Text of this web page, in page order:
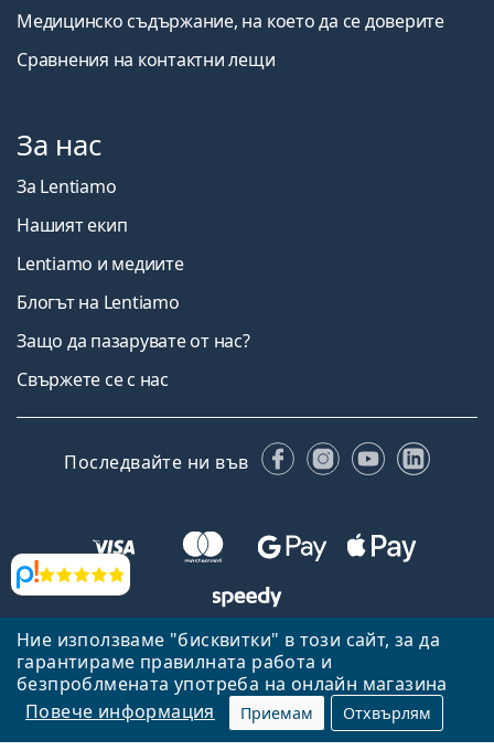
Ние използваме "бисквитки" в този сайт, за да
гарантираме правилната работа и
безпроблмената употреба на онлайн магазина
Повече информация
Приемам Отхвърлям
Прегледи
Медицинско съдържание, на което да се доверите
Сравнения на контактни лещи
За нас
За Lentiamo
Нашият екип
Lentiamo и медиите
Блогът на Lentiamo
Защо да пазарувате от нас?
Свържете се с нас
Последвайте ни във FacebookInstagram
YouTube
Назад към началната страница
Нагоре
Lentiamo.bg е собственост и се управлява от Lentiamo s.r.o.,
Република Чехия
Тук сме за вас в продължение на 18 години.